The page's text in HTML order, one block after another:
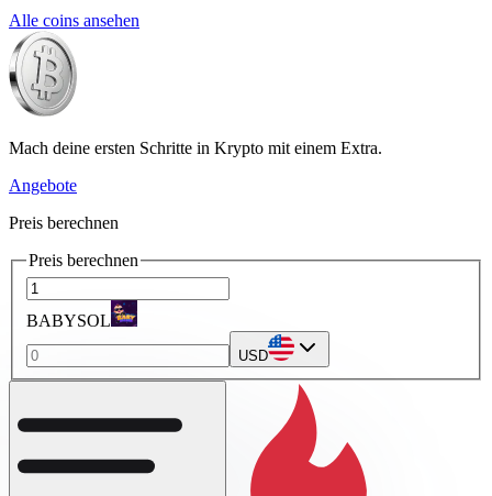
Alle coins ansehen
Mach deine ersten Schritte in Krypto mit einem Extra.
Angebote
Preis berechnen
Preis berechnen
BABYSOL
USD